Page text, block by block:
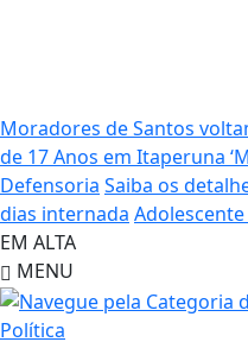
Moradores de Santos
de 17 Anos em Itaperuna
Defensoria Saiba os
dias internada
EM ALTA
MENU
Política